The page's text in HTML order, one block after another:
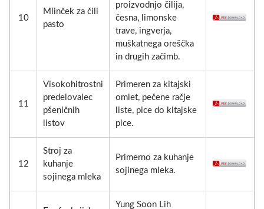
10
Mlinček za čili
pasto
proizvodnjo čilija,
česna, limonske
trave, ingverja,
muškatnega oreščka
in drugih začimb.
11
Visokohitrostni
predelovalec
pšeničnih
listov
Primeren za kitajski
omlet, pečene račje
liste, pice do kitajske
pice.
12
Stroj za
kuhanje
sojinega mleka
Primerno za kuhanje
sojinega mleka.
Yung Soon Lih